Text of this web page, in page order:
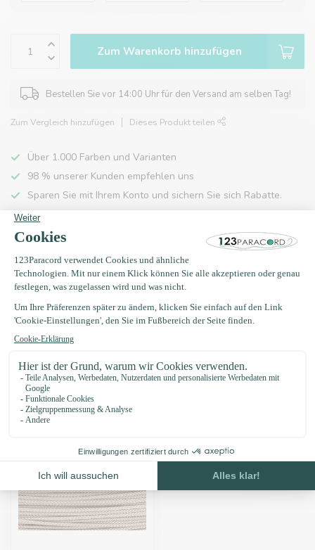
Zum Warenkorb hinzufügen
Bestellen Sie vor 14:00 Uhr für den Versand am selben Tag!
Zum Vergleich hinzufügen Dieses Produkt teilen
Über 1.000 Farben und Varianten
98 % unserer Kunden empfehlen uns
Sparen Sie mit Ihrem Konto und sichern Sie sich Rabatte.
Kostenlose Lieferung nach Hause ab 150 €
Produktbeschreibung
Zuletzt angesehen